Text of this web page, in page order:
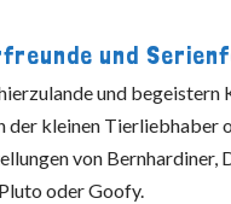
und
und
der kleinen
von Bernhardiner,
oder Goofy.